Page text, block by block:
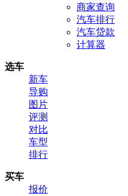
商家查询
汽车排行
汽车贷款
计算器
选车
新车
导购
图片
评测
对比
车型
排行
买车
报价